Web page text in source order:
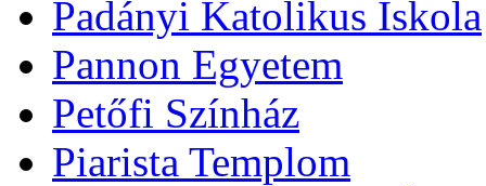
Padányi Katolikus Iskola
Pannon Egyetem
Petőfi Színház
Piarista Templom